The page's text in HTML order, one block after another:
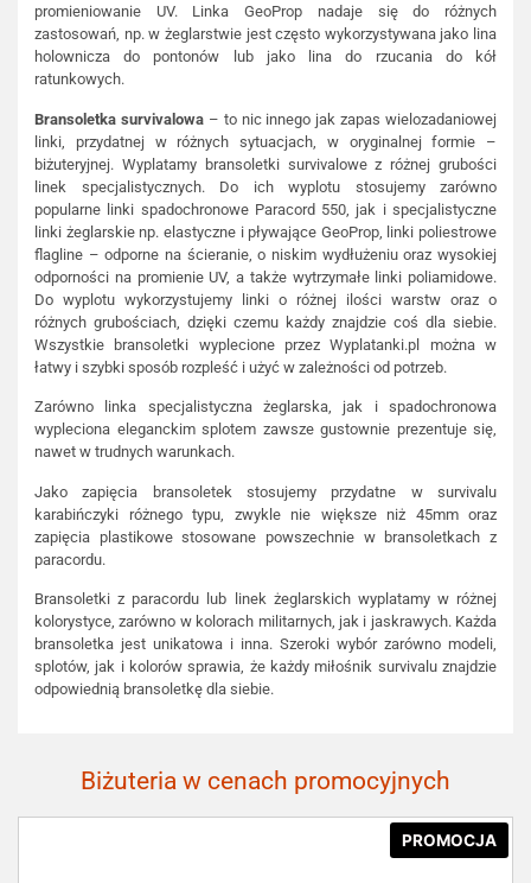
promieniowanie UV. Linka GeoProp nadaje się do różnych
zastosowań, np. w żeglarstwie jest często wykorzystywana jako lina
holownicza do pontonów lub jako lina do rzucania do kół
ratunkowych.
Bransoletka survivalowa– to nic innego jak zapas wielozadaniowej
linki, przydatnej w różnych sytuacjach, w oryginalnej formie –
biżuteryjnej. Wyplatamy bransoletki survivalowe z różnej grubości
linek specjalistycznych. Do ich wyplotu stosujemy zarówno
popularne linki spadochronowe Paracord 550, jak i specjalistyczne
linki żeglarskie np. elastyczne i pływające GeoProp, linki poliestrowe
flagline – odporne na ścieranie, o niskim wydłużeniu oraz wysokiej
odporności na promienie UV, a także wytrzymałe linki poliamidowe.
Do wyplotu wykorzystujemy linki o różnej ilości warstw oraz o
różnych grubościach, dzięki czemu każdy znajdzie coś dla siebie.
Wszystkie bransoletki wyplecione przez Wyplatanki.pl można w
łatwy i szybki sposób rozpleść i użyć w zależności od potrzeb.
Zarówno linka specjalistyczna żeglarska, jak i spadochronowa
wypleciona eleganckim splotem zawsze gustownie prezentuje się,
nawet w trudnych warunkach.
Jako zapięcia bransoletek stosujemy przydatne w survivalu
karabińczyki różnego typu, zwykle nie większe niż 45mm oraz
zapięcia plastikowe stosowane powszechnie w bransoletkach z
paracordu.
Bransoletki z paracordu lub linek żeglarskich wyplatamy w różnej
kolorystyce, zarówno w kolorach militarnych, jak i jaskrawych. Każda
bransoletka jest unikatowa i inna. Szeroki wybór zarówno modeli,
splotów, jak i kolorów sprawia, że każdy miłośnik survivalu znajdzie
odpowiednią bransoletkę dla siebie.
Biżuteria w cenach promocyjnych
PROMOCJA